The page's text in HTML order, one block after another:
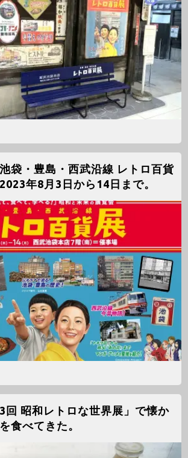
袋・豊島・西武沿線 レトロ百貨
年8月3日から14日まで。
回 昭和レトロな世界展」で懐か
食べてきた。